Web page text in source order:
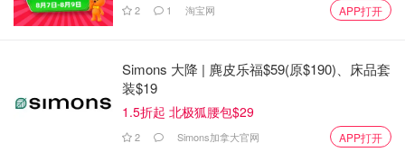
2 1 淘宝网 APP打开
Simons 大降 | 麂皮乐福$59(原$190)、床品套
装$19
1.5折起 北极狐腰包$29
2 Simons加拿大官网 APP打开